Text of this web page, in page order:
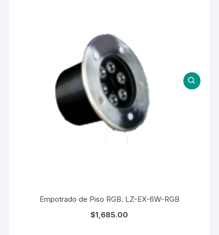
Empotrado de Piso RGB. LZ-EX-6W-RGB
$1,685.00